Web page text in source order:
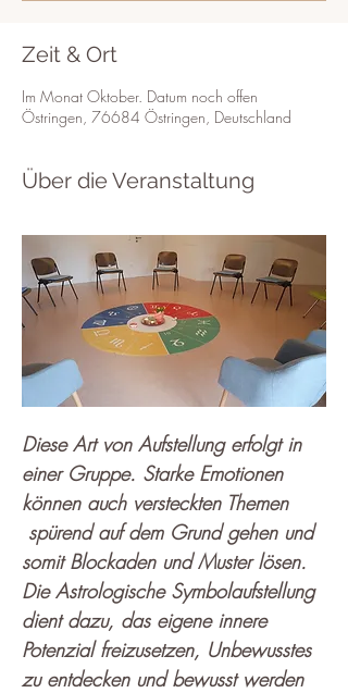
Zeit & Ort
Im Monat Oktober. Datum noch offen
Östringen, 76684 Östringen, Deutschland
Über die Veranstaltung
Diese Art von Aufstellung erfolgt in
einer Gruppe. Starke Emotionen
können auch versteckten Themen
spürend auf dem Grund gehen und
somit Blockaden und Muster lösen.
Die Astrologische Symbolaufstellung
dient dazu, das eigene innere
Potenzial freizusetzen, Unbewusstes
zu entdecken und bewusst werden